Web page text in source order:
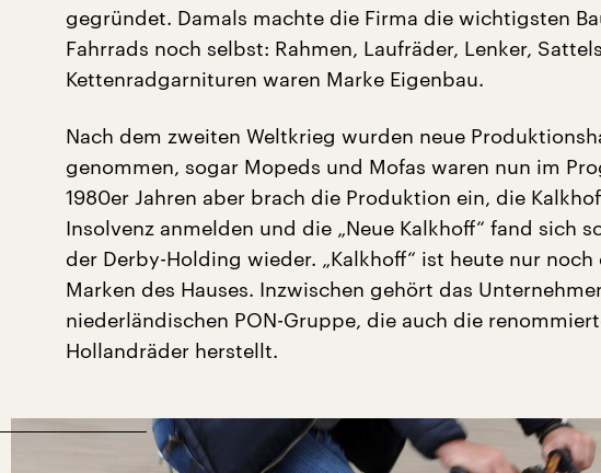
gegründet. Damals machte die Firma die wichtigsten
Fahrrads noch selbst: Rahmen, Laufräder, Lenker,
Kettenradgarnituren waren Marke Eigenbau.
Nach dem zweiten Weltkrieg wurden neue
genommen, sogar Mopeds und Mofas waren nun im
1980er Jahren aber brach die Produktion ein, die
Insolvenz anmelden und die „Neue Kalkhoff“ fand sich
der Derby-Holding wieder. „Kalkhoff“ ist heute nur noch
Marken des Hauses. Inzwischen gehört das
niederländischen PON-Gruppe, die auch die
Hollandräder herstellt.